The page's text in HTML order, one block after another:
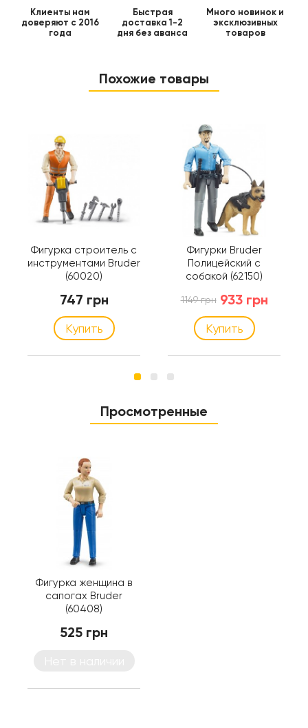
Клиенты нам
доверяют с 2016
года
Быстрая
доставка 1-2
дня без аванса
Много новинок и
эксклюзивных
товаров
Похожие товары
Фигурка строитель с
инструментами Bruder
(60020)
747 грн
Купить
Фигурки Bruder
Полицейский с
собакой (62150)
1149 грн 933 грн
Купить
Просмотренные
Фигурка женщина в
сапогах Bruder
(60408)
525 грн